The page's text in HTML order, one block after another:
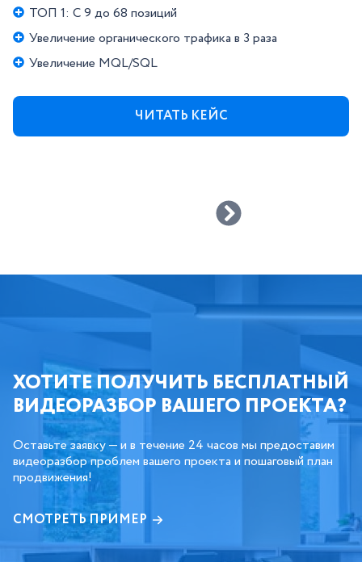
ТОП 1: С 9 до 68 позиций
Увеличение органического трафика в 3 раза
Увеличение MQL/SQL
ЧИТАТЬ КЕЙС
ХОТИТЕ ПОЛУЧИТЬ БЕСПЛАТНЫЙ
ВИДЕОРАЗБОР ВАШЕГО ПРОЕКТА?
Оставьте заявку — и в течение 24 часов мы предоставим
видеоразбор проблем вашего проекта и пошаговый план
продвижения!
СМОТРЕТЬ ПРИМЕР